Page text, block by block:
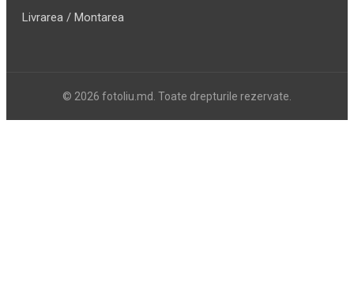
Livrarea / Montarea
© 2026 fotoliu.md. Toate drepturile rezervate.